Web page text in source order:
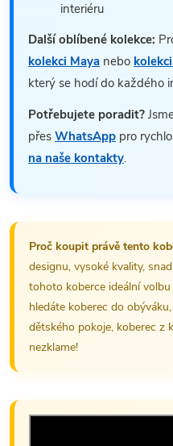
interiéru
Další oblíbené kolekce:
kolekci Maya nebo
který se hodí do každého
Potřebujete poradit?
přes WhatsApp pro
na naše kontakty.
Proč koupit právě tento
designu, vysoké kvality,
tohoto koberce ideální
hledáte koberec do
dětského pokoje, koberec z
nezklame!